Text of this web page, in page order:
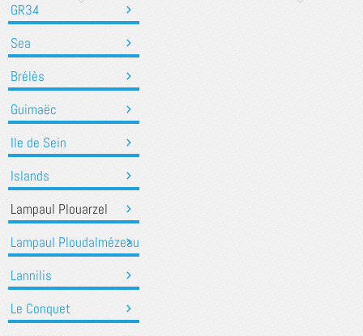
GR34
Sea
Brélès
Guimaëc
Ile de Sein
Islands
Lampaul Plouarzel
Lampaul Ploudalmézeau
Lannilis
Le Conquet